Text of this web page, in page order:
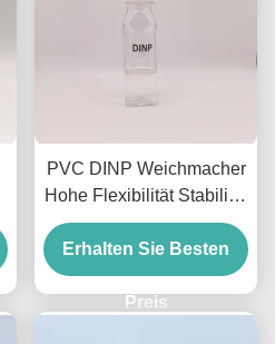
PVC DINP Weichmacher
Hohe Flexibilität Stabilität
PVC Produkte Dinp
Diisononylphthalat
Erhalten Sie Besten
Preis